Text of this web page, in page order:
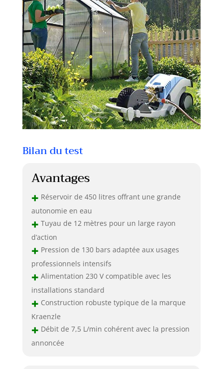
Bilan du test
Avantages
+ Réservoir de 450 litres offrant une grande
autonomie en eau
+ Tuyau de 12 mètres pour un large rayon
d’action
+ Pression de 130 bars adaptée aux usages
professionnels intensifs
+ Alimentation 230 V compatible avec les
installations standard
+ Construction robuste typique de la marque
Kraenzle
+ Débit de 7,5 L/min cohérent avec la pression
annoncée